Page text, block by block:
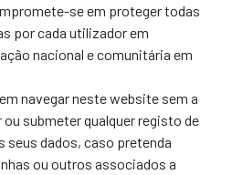
se em proteger todas
por cada utilizador em
nacional e comunitária em
navegar neste website sem a
submeter qualquer registo de
seus dados, caso pretenda
ou outros associados a